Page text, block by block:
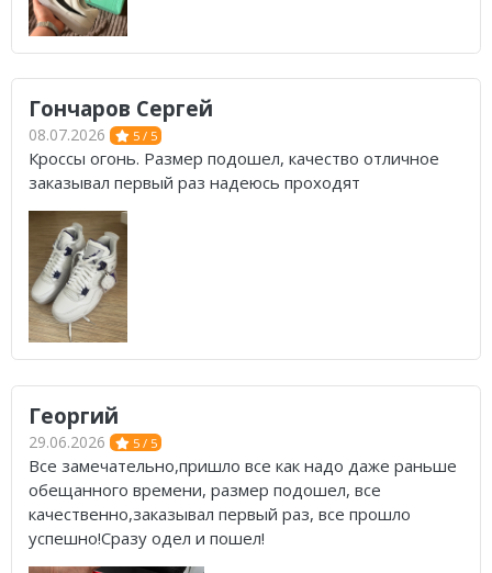
Гончаров Сергей
08.07.2026 5 / 5
Кроссы огонь. Размер подошел, качество отличное
заказывал первый раз надеюсь проходят
Георгий
29.06.2026 5 / 5
Все замечательно,пришло все как надо даже раньше
обещанного времени, размер подошел, все
качественно,заказывал первый раз, все прошло
успешно!Сразу одел и пошел!